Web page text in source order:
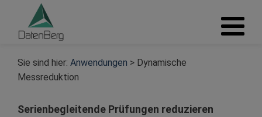
Sie sind hier: Anwendungen > Dynamische
Messreduktion
Serienbegleitende Prüfungen reduzieren